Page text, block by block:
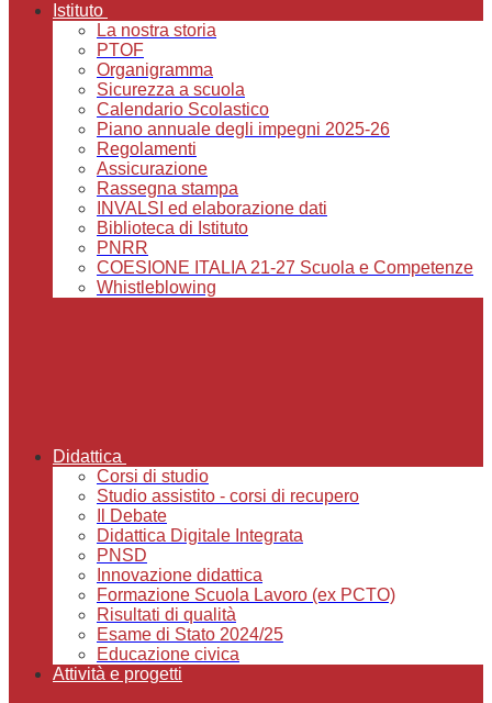
Istituto
La nostra storia
PTOF
Organigramma
Sicurezza a scuola
Calendario Scolastico
Piano annuale degli impegni 2025-26
Regolamenti
Assicurazione
Rassegna stampa
INVALSI ed elaborazione dati
Biblioteca di Istituto
PNRR
COESIONE ITALIA 21-27 Scuola e Competenze
Whistleblowing
Didattica
Corsi di studio
Studio assistito - corsi di recupero
Il Debate
Didattica Digitale Integrata
PNSD
Innovazione didattica
Formazione Scuola Lavoro (ex PCTO)
Risultati di qualità
Esame di Stato 2024/25
Educazione civica
Attività e progetti